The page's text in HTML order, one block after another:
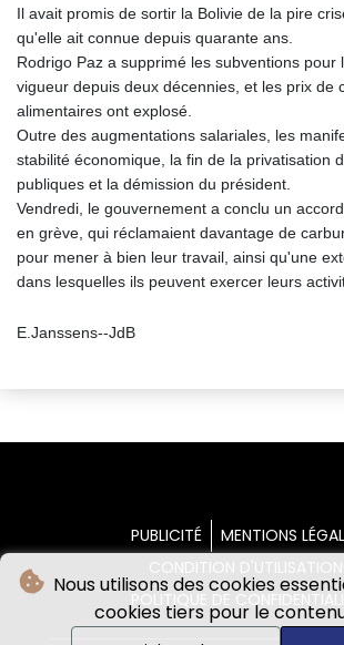
Nous utilisons des cookies
cookies tiers pour le
Il avait promis de sortir la Bolivie de la pire
qu'elle ait connue depuis quarante ans.
Rodrigo Paz a supprimé les subventions pour
vigueur depuis deux décennies, et les prix de
alimentaires ont explosé.
Outre des augmentations salariales, les
stabilité économique, la fin de la privatisation
publiques et la démission du président.
Vendredi, le gouvernement a conclu un
en grève, qui réclamaient davantage de
pour mener à bien leur travail, ainsi qu'une
dans lesquelles ils peuvent exercer leurs
E.Janssens--JdB
PUBLICITÉ
MENTIONS
CONDITION D'UTILISATION
POLITIQUE DE